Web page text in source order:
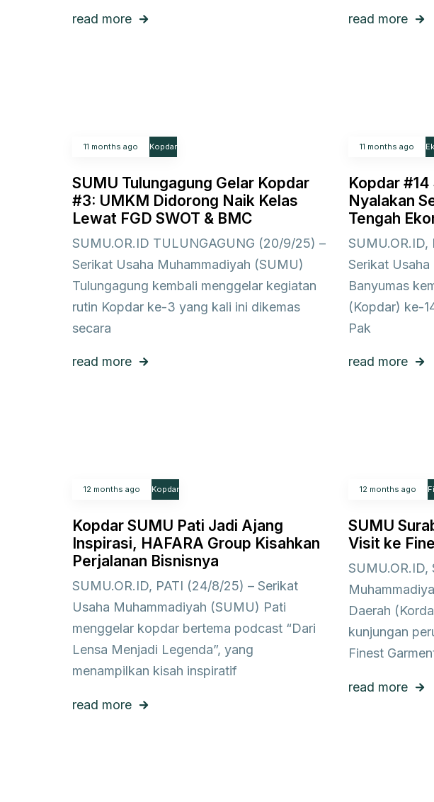
read more read more
11 months ago Kopdar
SUMU Tulungagung Gelar Kopdar
#3: UMKM Didorong Naik Kelas
Lewat FGD SWOT & BMC
SUMU.OR.ID TULUNGAGUNG (20/9/25) –
Serikat Usaha Muhammadiyah (SUMU)
Tulungagung kembali menggelar kegiatan
rutin Kopdar ke-3 yang kali ini dikemas
secara
read more
11 months ago
Kopdar
Nyalakan
Tengah
Serikat
Banyumas
(Kopdar) ke-
Pak
read more
12 months ago Kopdar
Kopdar SUMU Pati Jadi Ajang
Inspirasi, HAFARA Group Kisahkan
Perjalanan Bisnisnya
SUMU.OR.ID, PATI (24/8/25) – Serikat
Usaha Muhammadiyah (SUMU) Pati
menggelar kopdar bertema podcast “Dari
Lensa Menjadi Legenda”, yang
menampilkan kisah inspiratif
read more
12 months ago
SUMU
Visit ke
SUMU.OR.ID,
Daerah
kunjungan
Finest
read more